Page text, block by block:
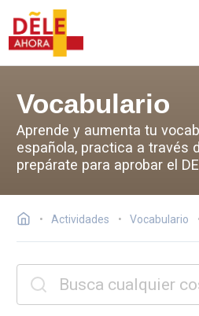
Vocabulario
Aprende y aumenta tu
española, practica a través
prepárate para aprobar el
Actividades Vocabulario